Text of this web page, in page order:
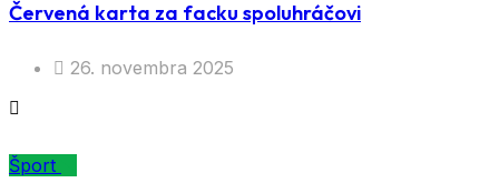
Červená karta za facku spoluhráčovi
26. novembra 2025
Šport